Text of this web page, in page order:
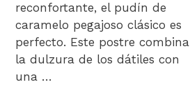
reconfortante, el pudín de
caramelo pegajoso clásico es
perfecto. Este postre combina
la dulzura de los dátiles con
una …